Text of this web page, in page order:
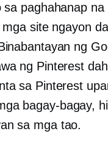
paghahanap na
site ngayon
ng
ng Pinterest
sa Pinterest
bagay-bagay,
sa mga tao.